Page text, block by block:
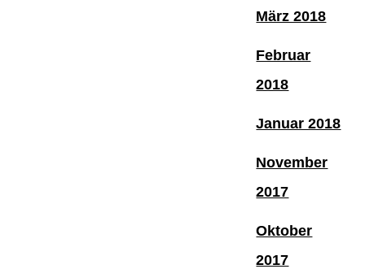
März 2018
Februar
2018
Januar 2018
November
2017
Oktober
2017